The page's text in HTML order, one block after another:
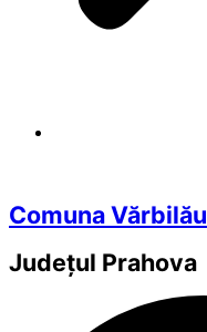
Comuna Vărbilău
Județul Prahova